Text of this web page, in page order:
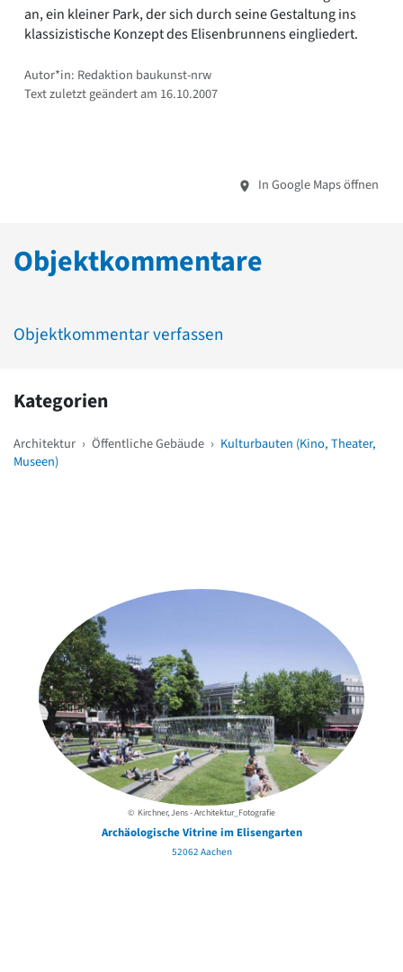
an, ein kleiner Park, der sich durch seine Gestaltung ins
klassizistische Konzept des Elisenbrunnens eingliedert.
Autor*in: Redaktion baukunst-nrw
Text zuletzt geändert am 16.10.2007
In Google Maps öffnen
Objektkommentare
Objektkommentar verfassen
Kategorien
Architektur › Öffentliche Gebäude › Kulturbauten (Kino, Theater,
Museen)
© Kirchner, Jens - Architektur_Fotografie
Archäologische Vitrine im Elisengarten
52062 Aachen